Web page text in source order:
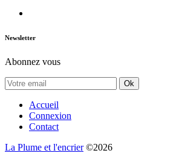
Newsletter
Abonnez vous
Ok
Accueil
Connexion
Contact
La Plume et l'encrier©2026